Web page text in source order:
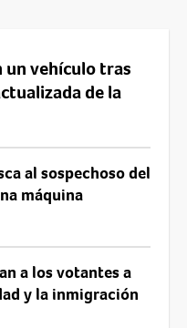
vehículo tras
de la
al sospechoso del
máquina
a los votantes a
y la inmigración